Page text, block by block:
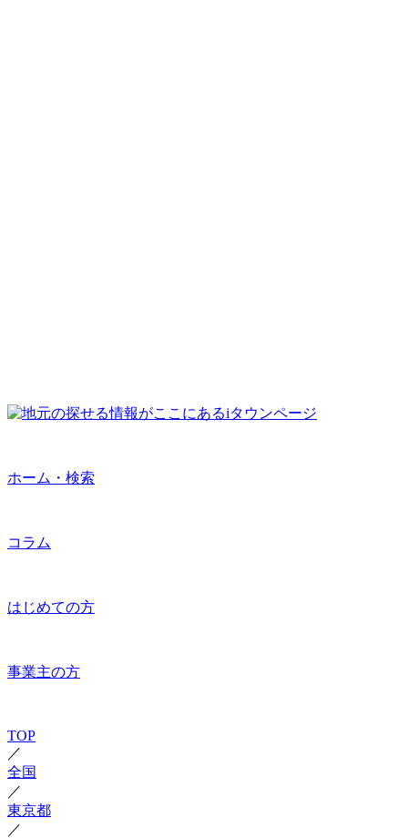
ホーム・検索
コラム
はじめての方
事業主の方
TOP
／
全国
／
東京都
／